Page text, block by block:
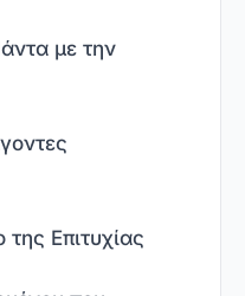
με την
Επιτυχίας